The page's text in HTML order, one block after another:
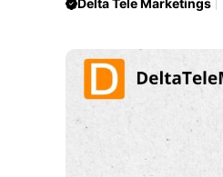
Delta Tele Marketings